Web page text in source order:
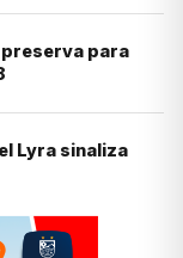
preserva para
Lyra sinaliza